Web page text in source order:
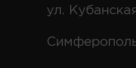
ул.